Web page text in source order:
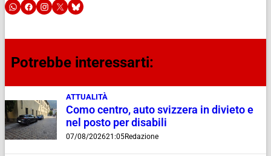
Potrebbe interessarti:
ATTUALITÀ
Como centro, auto svizzera in divieto e
nel posto per disabili
07/08/202621:05Redazione